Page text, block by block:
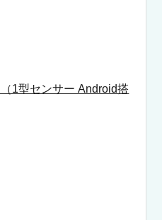
1型センサー Android搭